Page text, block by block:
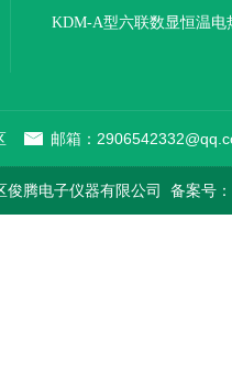
KDM-A型六联数显恒温电
邮箱：
俊腾电子仪器有限公司 备案号